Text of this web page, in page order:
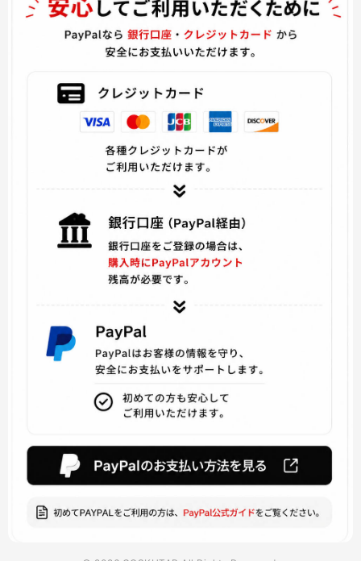
RWBY
プリズマ☆イリヤ
ヴァルキリーコネクト
Love Live!ラブライブ!
魔法戦隊マジレンジャー
ファイアーエムブレムif
プリパラ
魔法使いの嫁